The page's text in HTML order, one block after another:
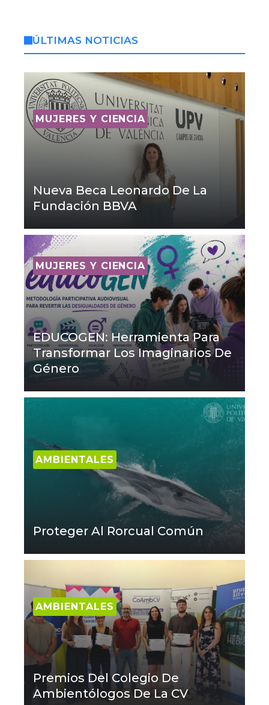
ÚLTIMAS NOTICIAS
MUJERES Y CIENCIA
Nueva Beca Leonardo De La
Fundación BBVA
MUJERES Y CIENCIA
EDUCOGEN: Herramienta Para
Transformar Los Imaginarios De
Género
AMBIENTALES
Proteger Al Rorcual Común
AMBIENTALES
Premios Del Colegio De
Ambientólogos De La CV